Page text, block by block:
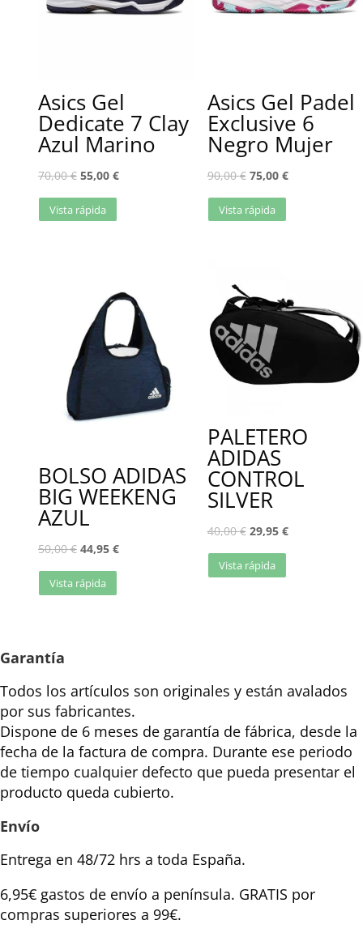
Asics Gel
Dedicate 7 Clay
Azul Marino
70,00€ 55,00 €
Vista rápida
Asics Gel Padel
Exclusive 6
Negro Mujer
90,00€ 75,00 €
Vista rápida
BOLSO ADIDAS
BIG WEEKENG
AZUL
50,00€ 44,95 €
Vista rápida
PALETERO
ADIDAS
CONTROL
SILVER
40,00€ 29,95 €
Vista rápida
Garantía
Todos los artículos son originales y están avalados
por sus fabricantes.
Dispone de 6 meses de garantía de fábrica, desde la
fecha de la factura de compra. Durante ese periodo
de tiempo cualquier defecto que pueda presentar el
producto queda cubierto.
Envío
Entrega en 48/72 hrs a toda España.
6,95€ gastos de envío a península. GRATIS por
compras superiores a 99€.